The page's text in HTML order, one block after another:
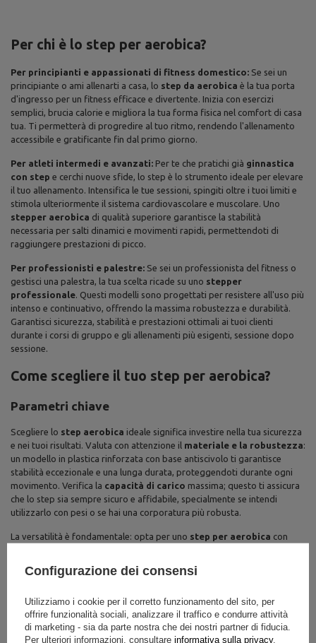
Per chi è lo step per aerobica?
Per principianti e appassionati di fitness domestico: Se sei un
principiante o ami allenarti a casa, lo step da aerobica è la tua porta
d'ingresso per un fitness efficace e divertente. Inizia con esercizi
semplici, brucia calorie e migliora la tua forma fisica nel comfort di casa
tua. Ti permetterà di progredire al tuo ritmo, rendendo l'allenamento
accessibile e gratificante fin dal primo giorno.
Per atleti intermedi e avanzati: Per te che pratichi già ginnastica
con step e cerchi nuove sfide, lo step è lo strumento ideale per elevare
il tuo allenamento. Intensifica le tue sessioni, spingiti oltre i tuoi limiti e
stimola ulteriormente il sistema cardiovascolare e muscolare. Uno
stepper aerobica di qualità superiore garantisce la stabilità
necessaria per salti dinamici e movimenti rapidi, permettendoti di
raggiungere prestazioni di picco.
Per professionisti e palestre: Se sei un professionista del fitness o
gestisci una palestra, la tua scelta ricade su uno stepper
professionale. Questi modelli sono progettati per resistere all'uso più
intenso e continuativo, offrendo la massima robustezza e durabilità.
Garantisci sicurezza, stabilità e prestazioni ottimali ai tuoi clienti
durante i corsi di gruppo e gli allenamenti più esigenti, sessione dopo
sessione.
Come scegliere il tuo step per aerobica?
Parametri chiave
Scegliere lo step aerobica ideale significa investire nella tua sicurezza
e nei tuoi risultati. Valuta con attenzione il materiale e la robustezza:
un modello in plastica rinforzata con base antiscivolo ti garantisce
stabilità eccezionale e una lunga durata, proteggendoti durante ogni
movimento. Verifica la capacità di carico massima; questo ti assicura
che lo step sia sempre sicuro e affidabile, specialmente se intendi
utilizzarlo con pesi o se hai una corporatura più robusta.
La versatilità è fondamentale: opta per uno step per aerobica con
intensità desiderata e di progredire costantemente. Questa
personalizzato, evitando la monotonia e massimizzando i benefici.
Non sottovalutare le dimensioni della piattaforma. Una superficie
ampia ti offre uno spazio sicuro e confortevole per entrambi i piedi,
Configurazione dei consensi
Utilizziamo i cookie per il corretto funzionamento del sito, per
offrire funzionalità sociali, analizzare il traffico e condurre attività
di marketing - sia da parte nostra che dei nostri partner di fiducia.
Per ulteriori informazioni, consultare informativa sulla privacy.